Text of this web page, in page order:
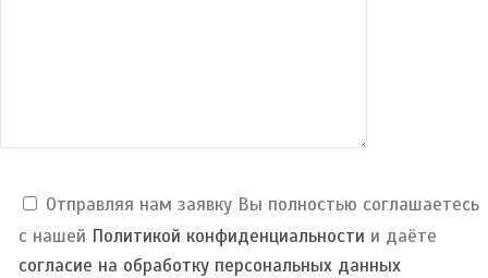
Отправляя нам заявку Вы полностью соглашаетесь
с нашей Политикой конфиденциальности и даёте
согласие на обработку персональных данных